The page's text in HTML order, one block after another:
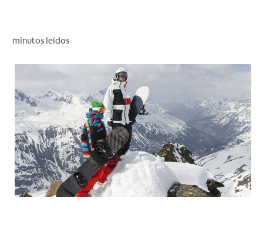
AR (ES)
SUSCRIBITE
minutos leídos